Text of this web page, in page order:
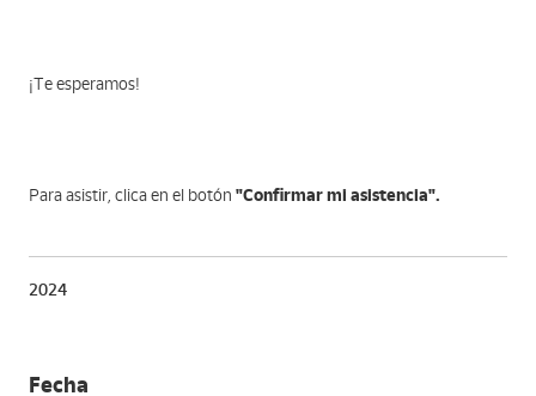
¡Te esperamos!
Para asistir, clica en el botón "Confirmar mi asistencia".
2024
Fecha